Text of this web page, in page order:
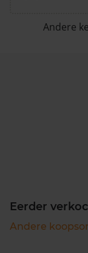
Andere
Eerder
Andere